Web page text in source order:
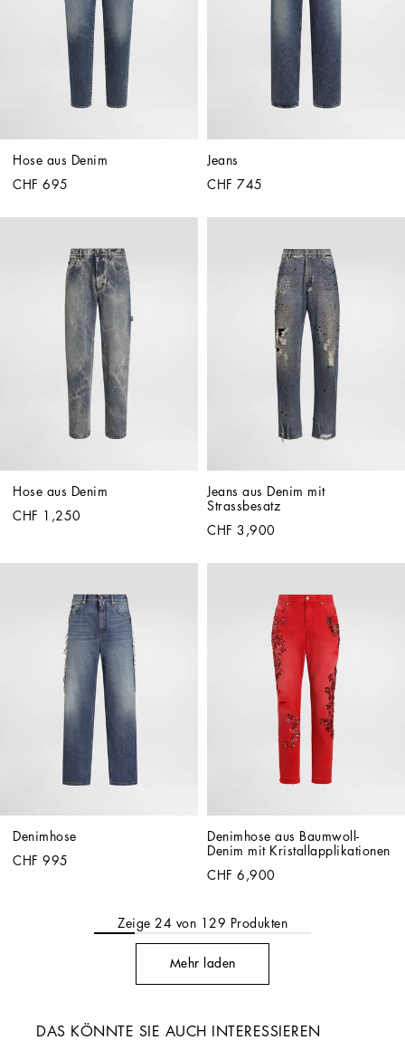
Hose aus Denim
CHF 695
Jeans
CHF 745
Hose aus Denim
CHF 1,250
Jeans aus Denim mit
Strassbesatz
CHF 3,900
Denimhose
CHF 995
Denimhose aus Baumwoll-
Denim mit Kristallapplikationen
CHF 6,900
Zeige 24 von 129 Produkten
Mehr laden
DAS KÖNNTE SIE AUCH INTERESSIEREN